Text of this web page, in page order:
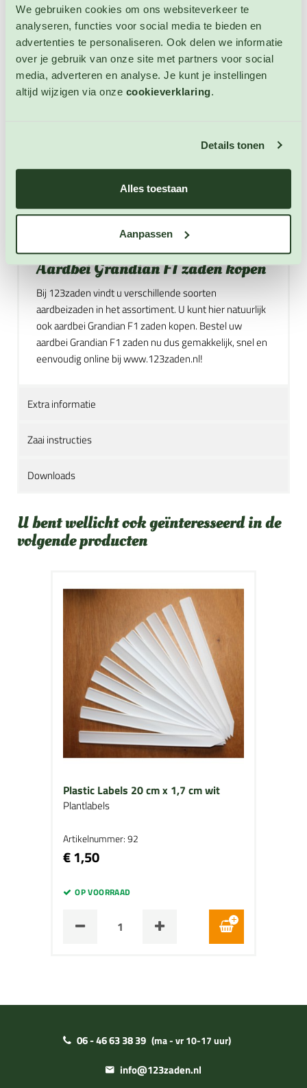
We gebruiken cookies om ons websiteverkeer te
analyseren, functies voor social media te bieden en
advertenties te personaliseren. Ook delen we informatie
over je gebruik van onze site met partners voor social
media, adverteren en analyse. Je kunt je instellingen
altijd wijzigen via onze cookieverklaring.
Details tonen
Alles toestaan
Aanpassen
zaailingen opkomen. Zet de zaailingen in aparte potjes,
zodra zij hun 2e paar echte bladeren hebben. Hard de
zaailingen, vanaf begin mei, 10 tot 14 dagen af, door ze
overdag buiten te zetten. Zet de jonge plantjes, vanaf
midden mei, zodra er geen kans meer is op nachtvorst
op een zonnige plek met goed waterdoorlatende
tomaten, pepers, aubergine of aardbeien hebben
stro om rotting te voorkomen. Dek de Grandian F1
aardbeiplanten af met speciale netten om vraat door
vogels en slakken te voorkomen. U kunt vanaf mei tot
september aardbei Grandian F1 oogsten. Aardbei
Grandian F1 is een winterharde meerjarige plant.
Aardbei Grandian F1 zaden kopen
Bij 123zaden vindt u verschillende soorten
aardbeizaden in het assortiment. U kunt hier natuurlijk
ook aardbei Grandian F1 zaden kopen. Bestel uw
aardbei Grandian F1 zaden nu dus gemakkelijk, snel en
eenvoudig online bij www.123zaden.nl!
Extra informatie
Zaai instructies
Downloads
U bent wellicht ook geïnteresseerd in de
volgende producten
Plastic Labels 20 cm x 1,7 cm wit
Plantlabels
Artikelnummer: 92
€ 1,50
OP VOORRAAD
06 - 46 63 38 39 (ma - vr 10-17 uur)
info@123zaden.nl